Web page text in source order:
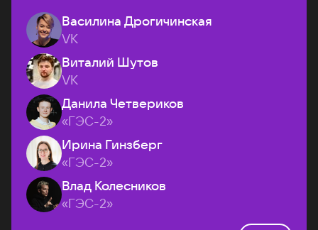
Василина Дрогичинская
VK
Виталий Шутов
VK
Данила Четвериков
«ГЭС-2»
Ирина Гинзберг
«ГЭС-2»
Влад Колесников
«ГЭС-2»